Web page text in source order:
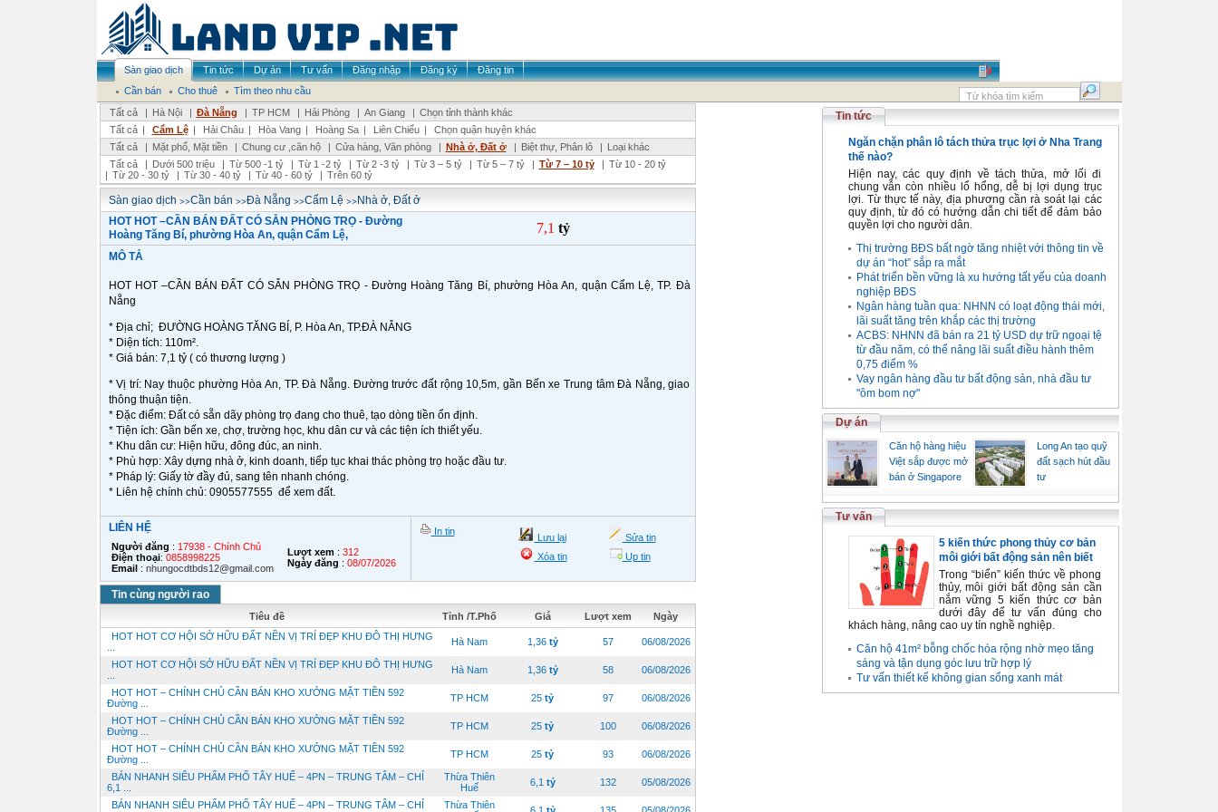
Sàn giao dịch Tin tức Dự án Tư vấn Đăng nhập Đăng ký
Đăng tin
Cần bán
Cho thuê
Tìm theo nhu cầu
Tất cả
| Hà Nội | Đà Nẵng | TP HCM | Hải Phòng | An Giang | Chọn tỉnh thành khác
Tất cả | Cẩm Lệ | Hải Châu | Hòa Vang | Hoàng Sa | Liên Chiểu |
Chọn quận huyện khác
Tất cả
| Mặt phố, Mặt tiền | Chung cư ,căn hộ | Cửa hàng, Văn phòng | Nhà ở, Đất ở | Biệt thự, Phân lô | Loại khác
Tất cả
| Dưới 500 triệu | Từ 500 -1 tỷ | Từ 1 -2 tỷ | Từ 2 -3 tỷ | Từ 3 – 5 tỷ | Từ 5 – 7 tỷ | Từ 7 – 10 tỷ | Từ 10 - 20 tỷ
| Từ 20 - 30 tỷ | Từ 30 - 40 tỷ | Từ 40 - 60 tỷ | Trên 60 tỷ
Sàn giao dịch >>Cần bán >>Đà Nẵng >>Cẩm Lệ>>Nhà ở, Đất ở
HOT HOT –CẦN BÁN ĐẤT CÓ SẴN PHÒNG TRỌ - Đường
Hoàng Tăng Bí, phường Hòa An, quận Cẩm Lệ,
7,1 tỷ
MÔ TẢ
HOT HOT –CẦN BÁN ĐẤT CÓ SẴN PHÒNG TRỌ - Đường Hoàng Tăng Bí, phường Hòa An, quận Cẩm Lệ, TP. Đà
Nẵng
* Địa chỉ; ĐƯỜNG HOÀNG TĂNG BÍ, P. Hòa An, TP.ĐÀ NẴNG
* Diện tích: 110m².
* Giá bán: 7,1 tỷ ( có thương lượng )
* Vị trí: Nay thuộc phường Hòa An, TP. Đà Nẵng. Đường trước đất rộng 10,5m, gần Bến xe Trung tâm Đà Nẵng, giao
thông thuận tiện.
* Đặc điểm: Đất có sẵn dãy phòng trọ đang cho thuê, tạo dòng tiền ổn định.
* Tiện ích: Gần bến xe, chợ, trường học, khu dân cư và các tiện ích thiết yếu.
* Khu dân cư: Hiện hữu, đông đúc, an ninh.
* Phù hợp: Xây dựng nhà ở, kinh doanh, tiếp tục khai thác phòng trọ hoặc đầu tư.
* Pháp lý: Giấy tờ đầy đủ, sang tên nhanh chóng.
* Liên hệ chính chủ: 0905577555 để xem đất.
LIÊN HỆ
Người đăng : 17938 - Chính Chủ
Điện thoại: 0858998225
Email: nhungocdtbds12@gmail.com
Lượt xem: 312
Ngày đăng : 08/07/2026
In tin
Lưu lại
Sửa tin
Xóa tin
Up tin
Tin cùng người rao
Tiêu đề Tỉnh /T.Phố Giá Lượt xem
Ngày
HOT HOT CƠ HỘI SỞ HỮU ĐẤT NỀN VỊ TRÍ ĐẸP KHU ĐÔ THỊ HƯNG
Hà Nam 1,36 tỷ 57 06/08/2026
HOT HOT CƠ HỘI SỞ HỮU ĐẤT NỀN VỊ TRÍ ĐẸP KHU ĐÔ THỊ HƯNG
Hà Nam 1,36 tỷ 58 06/08/2026
HOT HOT – CHÍNH CHỦ CẦN BÁN KHO XƯỞNG MẶT TIỀN 592
Đường ...
TP HCM 25 tỷ 97 06/08/2026
HOT HOT – CHÍNH CHỦ CẦN BÁN KHO XƯỞNG MẶT TIỀN 592
Đường ...
TP HCM 25 tỷ 100 06/08/2026
HOT HOT – CHÍNH CHỦ CẦN BÁN KHO XƯỞNG MẶT TIỀN 592
Đường ...
TP HCM 25 tỷ 93 06/08/2026
BÁN NHANH SIÊU PHẨM PHỐ TÂY HUẾ – 4PN – TRUNG TÂM – CHỈ
6,1 ...
Thừa Thiên
Huế
6,1 tỷ 132 05/08/2026
BÁN NHANH SIÊU PHẨM PHỐ TÂY HUẾ – 4PN – TRUNG TÂM – CHỈ
Thừa Thiên
Tin tức
Ngăn chặn phân lô tách thửa trục lợi ở Nha Trang
thế nào?
Hiện nay, các quy định về tách thửa, mở lối đi
chung vẫn còn nhiều lổ hổng, dễ bị lợi dụng trục
lợi. Từ thực tế này, địa phương cần rà soát lại các
quy định, từ đó có hướng dẫn chi tiết để đảm bảo
quyền lợi cho người dân.
Thị trường BĐS bất ngờ tăng nhiệt với thông tin về
dự án “hot” sắp ra mắt
Phát triển bền vững là xu hướng tất yếu của doanh
nghiệp BĐS
Ngân hàng tuần qua: NHNN có loạt động thái mới,
lãi suất tăng trên khắp các thị trường
ACBS: NHNN đã bán ra 21 tỷ USD dự trữ ngoại tệ
từ đầu năm, có thể nâng lãi suất điều hành thêm
0,75 điểm %
Vay ngân hàng đầu tư bất động sản, nhà đầu tư
"ôm bom nợ"
Dự án
Căn hộ hàng hiệu
Việt sắp được mở
bán ở Singapore
Long An tạo quỹ
đất sạch hút đầu
tư
Tư vấn
5 kiến thức phong thủy cơ bản
môi giới bất động sản nên biết
Trong “biển” kiến thức về phong
thủy, môi giới bất động sản cần
nắm vững 5 kiến thức cơ bản
dưới đây để tư vấn đúng cho
khách hàng, nâng cao uy tín nghề nghiệp.
Căn hộ 41m² bỗng chốc hóa rộng nhờ mẹo tăng
sáng và tận dụng góc lưu trữ hợp lý
Tư vấn thiết kế không gian sống xanh mát